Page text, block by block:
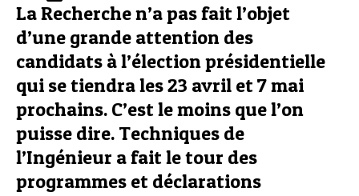
La Recherche n’a pas fait l’objet
d’une grande attention des
candidats à l’élection présidentielle
qui se tiendra les 23 avril et 7 mai
prochains. C’est le moins que l’on
puisse dire. Techniques de
l’Ingénieur a fait le tour des
programmes et déclarations